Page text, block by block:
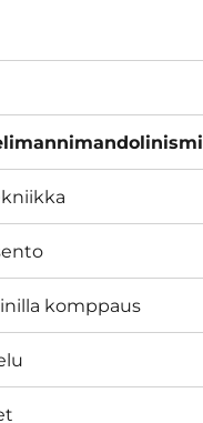
komppaus